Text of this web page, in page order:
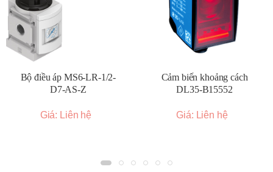
và ổn định cho các xi lanh khí nén, van khí nén, bộ
truyền động và các thiết bị khác.
Chế tạo máy:
Đảm bảo nguồn khí nén chất lượng cho
các công cụ khí nén, hệ thống kẹp và các ứng dụng
khác.
Điện tử: Cung cấp khí nén sạch cho các quy trình sản
Thực phẩm và đồ uống:
Sử dụng trong các hệ thống
Ứng dụng trong các thiết bị và hệ thống khí nén y
Bộ điều áp MS6-LR-1/2-
D7-AS-Z
Giá: Liên hệ
Cảm biến khoảng cách
DL35-B15552
Giá: Liên hệ